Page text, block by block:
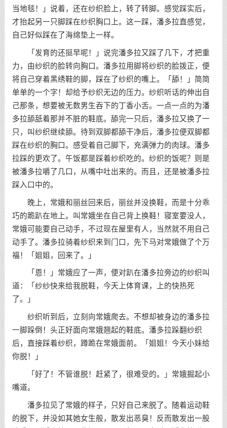
当地毯！」说着，还在纱织脸上，转了转脚。感觉踩实后，
才抬起另一只脚踩在纱织胸口上。这一踩，潘多拉直感觉，
自己好似踩在了海绵垫上一样。
「发育的还挺早呢！」说完潘多拉又踩了几下，才把重
力，由纱织的脸转向胸口。潘多拉用脚将纱织的脸拨正，便
将自己穿着黑绣鞋的脚，踩在了纱织的嘴上。「舔！」简简
单单的一个字！却给予纱织无边的压力。纱织听话的伸出自
己那条，想要被无数男生吞下的丁香小舌。一点一点的为潘
多拉舔舐着那并不脏的鞋底。舔完一只后，潘多拉又换了一
只，叫纱织继续舔。待到双脚都舔干净后，潘多拉便双脚都
踩在纱织的胸口。感受着自己脚下，充满弹力的肉球。潘多
拉踩的更欢了。午饭都是踩着纱织吃的。纱织的饭呢？则是
被潘多拉嚼了几口，从嘴中吐出来的。而且，还是被潘多拉
踩入口中的。
晚上，常娥和丽丝回来后，丽丝并没换鞋，而是十分乖
巧的跪趴在地上。叫常娥坐在自己背上换鞋！寝室要没人，
常娥可能要自己动手，不过现在屋里有人，当然就不用自己
动手了。潘多拉骑着纱织来到门口，先下马对常娥做了个万
福！「姐姐，回来了。」
「恩！」常娥应了一声，便对趴在潘多拉旁边的纱织叫
道：「纱纱快来给我脱鞋，今天上体育课，上的快热死
了。」
纱织听到后，立刻向常娥爬去。不想却被身边的潘多拉
一脚跺倒！头正好面向常娥翘起的鞋底。潘多拉跺翻纱织
后，直接踩着纱织，蹲跪在常娥面前。「姐姐！今天小妹给
你脱！」
「好了！不管谁脱！赶紧了，很难受的。」常娥掘起小
嘴道。
潘多拉见了常娥的样子，只好自己来脱了。随着运动鞋
的脱下，并没如其她女生般，散发出恶臭！反而散发出一股